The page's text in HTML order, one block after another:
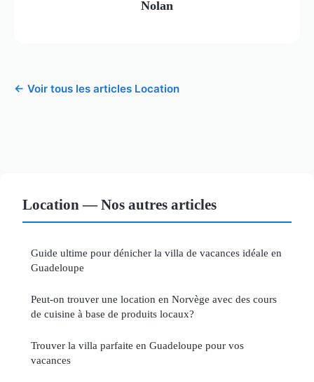
Nolan
← Voir tous les articles Location
Location — Nos autres articles
Guide ultime pour dénicher la villa de vacances idéale en
Guadeloupe
Peut-on trouver une location en Norvège avec des cours
de cuisine à base de produits locaux?
Trouver la villa parfaite en Guadeloupe pour vos
vacances